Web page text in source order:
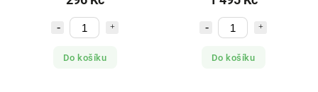
Do košíku Do košíku